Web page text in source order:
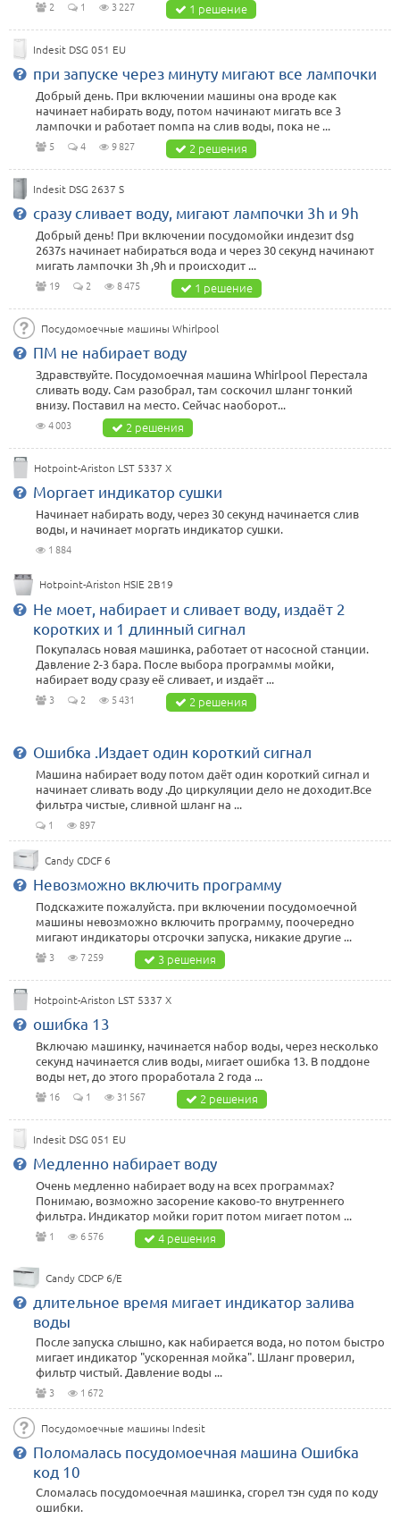
2 1 3 227 1 решение
Indesit DSG 051 EU
при запуске через минуту мигают все лампочки
Добрый день. При включении машины она вроде как
начинает набирать воду, потом начинают мигать все 3
лампочки и работает помпа на слив воды, пока не ...
5 4 9 827 2 решения
Indesit DSG 2637 S
сразу сливает воду, мигают лампочки 3h и 9h
Добрый день! При включении посудомойки индезит dsg
2637s начинает набираться вода и через 30 секунд начинают
мигать лампочки 3h ,9h и происходит ...
19 2 8 475 1 решение
Посудомоечные машины Whirlpool
ПМ не набирает воду
Здравствуйте. Посудомоечная машина Whirlpool Перестала
сливать воду. Сам разобрал, там соскочил шланг тонкий
внизу. Поставил на место. Сейчас наоборот...
4 003 2 решения
Hotpoint-Ariston LST 5337 X
Моргает индикатор сушки
Начинает набирать воду, через 30 секунд начинается слив
воды, и начинает моргать индикатор сушки.
1 884
Hotpoint-Ariston HSIE 2B19
Не моет, набирает и сливает воду, издаёт 2
коротких и 1 длинный сигнал
Покупалась новая машинка, работает от насосной станции.
Давление 2-3 бара. После выбора программы мойки,
набирает воду сразу её сливает, и издаёт ...
3 2 5 431 2 решения
Ошибка .Издает один короткий сигнал
Машина набирает воду потом даёт один короткий сигнал и
начинает сливать воду .До циркуляции дело не доходит.Все
фильтра чистые, сливной шланг на ...
1 897
Candy CDCF 6
Невозможно включить программу
Подскажите пожалуйста. при включении посудомоечной
машины невозможно включить программу, поочередно
мигают индикаторы отсрочки запуска, никакие другие ...
3 7 259 3 решения
Hotpoint-Ariston LST 5337 X
ошибка 13
Включаю машинку, начинается набор воды, через несколько
секунд начинается слив воды, мигает ошибка 13. В поддоне
воды нет, до этого проработала 2 года ...
16 1 31 567 2 решения
Indesit DSG 051 EU
Медленно набирает воду
Очень медленно набирает воду на всех программах?
Понимаю, возможно засорение каково-то внутреннего
фильтра. Индикатор мойки горит потом мигает потом ...
1 6 576 4 решения
Candy CDCP 6/E
длительное время мигает индикатор залива
воды
После запуска слышно, как набирается вода, но потом быстро
мигает индикатор "ускоренная мойка". Шланг проверил,
фильтр чистый. Давление воды ...
3 1 672
Посудомоечные машины Indesit
Поломалась посудомоечная машина Ошибка
код 10
Сломалась посудомоечная машинка, сгорел тэн судя по коду
ошибки.